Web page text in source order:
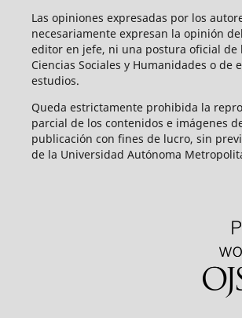
Las opiniones expresadas por los
necesariamente expresan la opinión
editor en jefe, ni una postura oficial de
Ciencias Sociales y Humanidades o de
estudios.
Queda estrictamente prohibida la
parcial de los contenidos e imágenes
publicación con fines de lucro, sin
de la Universidad Autónoma